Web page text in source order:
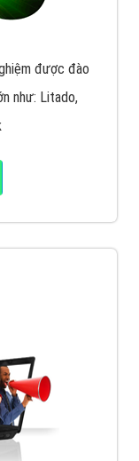
được đào
như: Litado,